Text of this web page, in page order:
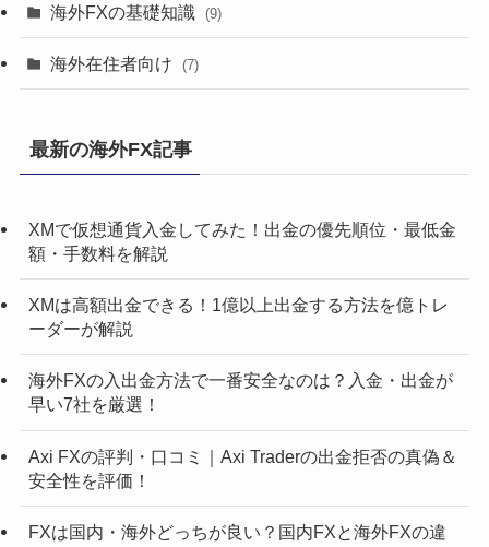
海外FXの基礎知識 (9)
海外在住者向け (7)
最新の海外FX記事
XMで仮想通貨入金してみた！出金の優先順位・最低金
額・手数料を解説
XMは高額出金できる！1億以上出金する方法を億トレ
ーダーが解説
海外FXの入出金方法で一番安全なのは？入金・出金が
早い7社を厳選！
Axi FXの評判・口コミ｜Axi Traderの出金拒否の真偽＆
安全性を評価！
FXは国内・海外どっちが良い？国内FXと海外FXの違